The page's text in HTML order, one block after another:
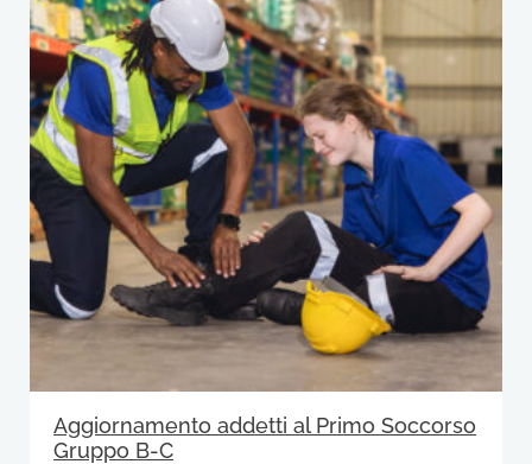
Aggiornamento addetti al Primo Soccorso
Gruppo B-C